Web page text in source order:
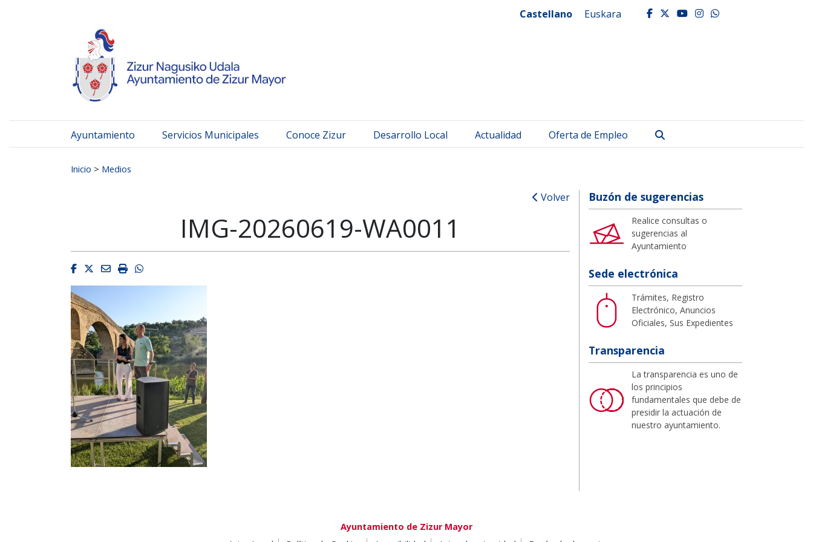
Castellano Euskara facebook
twitter
youtube
instagram
whatsapp
Ayuntamiento Servicios Municipales Conoce Zizur Desarrollo Local Actualidad Oferta de Empleo
Inicio > Medios
Volver
IMG-20260619-WA0011
Facebook
Twitter
EmailImprimirWhatsapp
Buzón de sugerencias
Realice consultas o
sugerencias al
Ayuntamiento
Sede electrónica
Trámites, Registro
Electrónico, Anuncios
Oficiales, Sus Expedientes
Transparencia
La transparencia es uno de
los principios
fundamentales que debe de
presidir la actuación de
nuestro ayuntamiento.
Ayuntamiento de Zizur Mayor